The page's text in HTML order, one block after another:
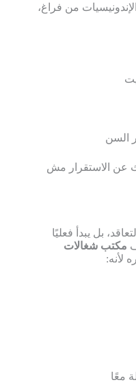
من فراغ،
السن
عن الاستقرار مش
بل يبدأ فعليًا
مكتب شغالات
لأنه:
معًا